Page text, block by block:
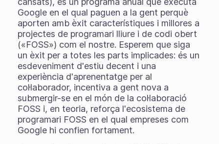
Google en el qual paguen a la gent perquè
aporten amb èxit característiques i millores a
projectes de programari lliure i de codi obert
(«FOSS») com el nostre. Esperem que siga
un èxit per a totes les parts implicades: és un
esdeveniment d'estiu decent i una
experiència d'aprenentatge per al
col·laborador, incentiva a gent nova a
submergir-se en el món de la col·laboració
FOSS i, en teoria, reforça l'ecosistema de
programari FOSS en el qual empreses com
Google hi confien fortament.